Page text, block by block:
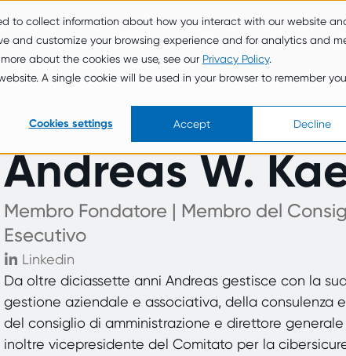
to collect information about how you interact with our website
and customize your browsing experience and for analytics and
about the cookies we use, see our Privacy Policy.
A single cookie will be used in your browser to remember
Cookies settings Accept Decline
i
Noi
New
s
Andreas W.
Membro Fondatore | Membro del
Esecutivo
Linkedin
Da oltre diciassette anni Andreas gestisce con la
gestione aziendale e associativa, della consulenza
del consiglio di amministrazione e direttore generale
inoltre vicepresidente del Comitato per la